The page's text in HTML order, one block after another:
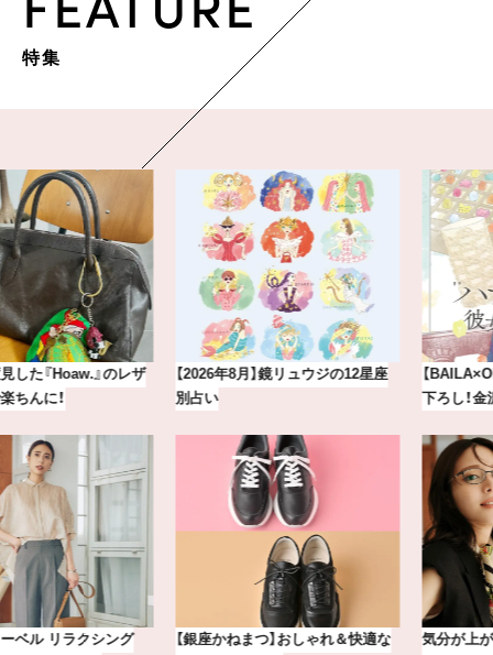
特集
【2026年8月】鏡リュウジの12星座
別占い
【BAILA×OMO】ウオズミアミ描き
【銀座かねまつ】おしゃれ＆快適な
気分が上がる「フルラ」のアイウェ